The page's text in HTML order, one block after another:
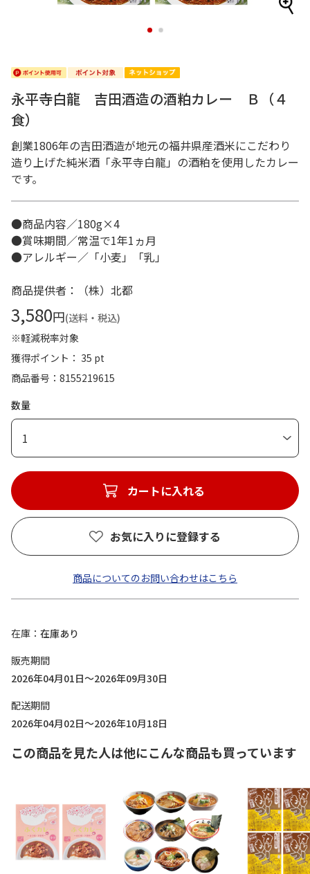
1 2
永平寺白龍 吉田酒造の酒粕カレー Ｂ（４
食）
創業1806年の吉田酒造が地元の福井県産酒米にこだわり
造り上げた純米酒「永平寺白龍」の酒粕を使用したカレー
です。
●商品内容／180g×4
●賞味期間／常温で1年1ヵ月
●アレルギー／「小麦」「乳」
商品提供者：（株）北都
3,580円(送料・税込)
※軽減税率対象
獲得ポイント： 35 pt
商品番号
8155219615
数量
1
カートに入れる
お気に入りに登録する
商品についてのお問い合わせはこちら
在庫
在庫あり
販売期間
2026年04月01日～2026年09月30日
配送期間
2026年04月02日～2026年10月18日
この商品を見た人は他にこんな商品も買っています